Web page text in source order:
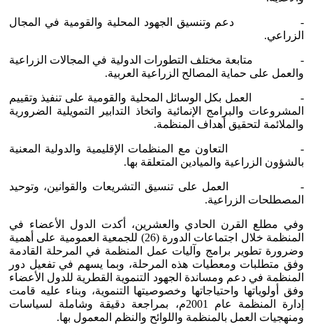
- دعم وتنسيق الجهود المحلية والقومية في المجال
الزراعي.
- متابعة مختلف التطورات الدولية في المجالات الزراعية
والعمل على حماية المصالح الزراعية العربية.
- العمل بكل الوسائل المحلية والقومية على تنفيذ وتقييم
المشروعات والبرامج الإنمائية واتخاذ التدابير التمويلية الضرورية
والملائمة لتحقيق أهداف المنظمة.
- التعاون مع المنظمات الإقليمية والدولية المعنية
بالشؤون الزراعية والميادين المتعلقة بها.
- العمل على تنسيق التشريعات والقوانين، وتوحيد
المصطلحات الزراعية.
وفي مطلع القرن الحادي والعشرين، أكدت الدول الأعضاء في
المنظمة خلال اجتماعات الدورة (26) للجمعية العمومية على أهمية
وضرورة تطوير برامج وآليات عمل المنظمة في المرحلة القادمة
وفق متطلبات ومعطيات هذه المرحلة، وبما يسهم في تفعيل دور
المنظمة في دعم ومساندة الجهود التنموية القطرية للدول الأعضاء
وفق أولوياتها واحتياجاتها وخصوصيتها التنموية، وبناء عليه قامت
إدارة المنظمة عام 2001م، بمراجعة دقيقة وشاملة لسياسات
ومنهجيات العمل بالمنظمة واللوائح والنظم المعمول بها.